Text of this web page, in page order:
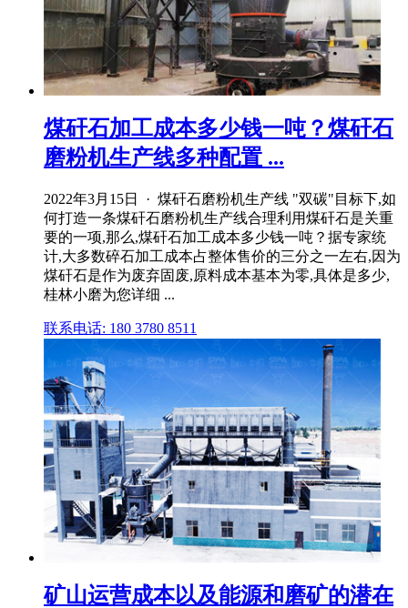
煤矸石加工成本多少钱一吨？煤矸石
磨粉机生产线多种配置 ...
2022年3月15日 · 煤矸石磨粉机生产线 "双碳"目标下,如
何打造一条煤矸石磨粉机生产线合理利用煤矸石是关重
要的一项,那么,煤矸石加工成本多少钱一吨？据专家统
计,大多数碎石加工成本占整体售价的三分之一左右,因为
煤矸石是作为废弃固废,原料成本基本为零,具体是多少,
桂林小磨为您详细 ...
联系电话: 180 3780 8511
矿山运营成本以及能源和磨矿的潜在